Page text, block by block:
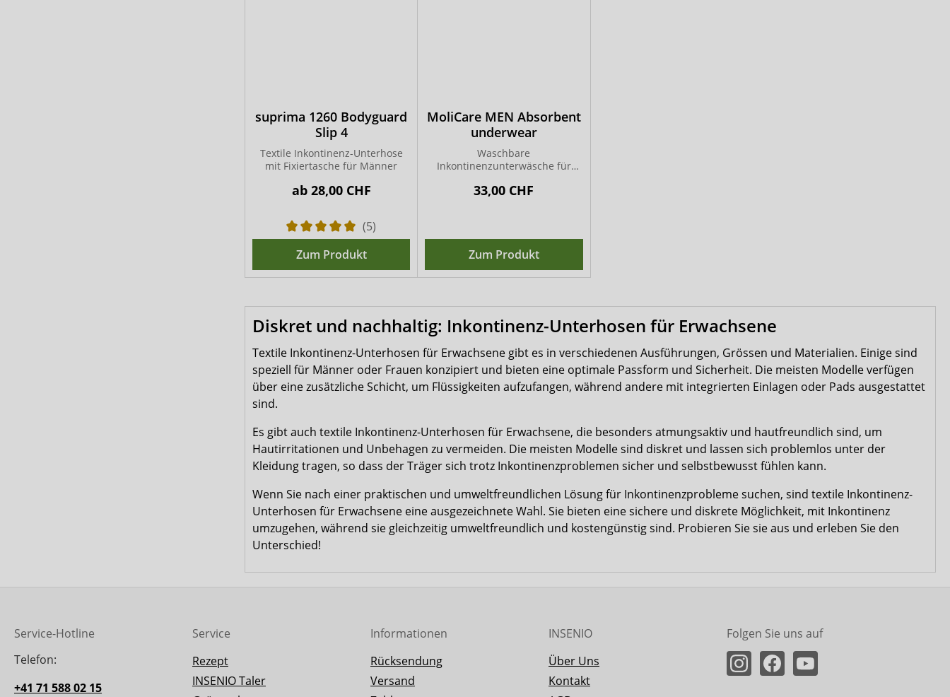
suprima 1260 Bodyguard
Slip 4
Textile Inkontinenz-Unterhose
mit Fixiertasche für Männer
ab 28,00 CHF
(5)
Zum Produkt
MoliCare MEN Absorbent
underwear
Waschbare
Inkontinenzunterwäsche für
33,00 CHF
Zum Produkt
Diskret und nachhaltig: Inkontinenz-Unterhosen für Erwachsene
Textile Inkontinenz-Unterhosen für Erwachsene gibt es in verschiedenen Ausführungen, Grössen und Materialien. Einige sind
speziell für Männer oder Frauen konzipiert und bieten eine optimale Passform und Sicherheit. Die meisten Modelle verfügen
über eine zusätzliche Schicht, um Flüssigkeiten aufzufangen, während andere mit integrierten Einlagen oder Pads ausgestattet
sind.
Es gibt auch textile Inkontinenz-Unterhosen für Erwachsene, die besonders atmungsaktiv und hautfreundlich sind, um
Hautirritationen und Unbehagen zu vermeiden. Die meisten Modelle sind diskret und lassen sich problemlos unter der
Kleidung tragen, so dass der Träger sich trotz Inkontinenzproblemen sicher und selbstbewusst fühlen kann.
Wenn Sie nach einer praktischen und umweltfreundlichen Lösung für Inkontinenzprobleme suchen, sind textile Inkontinenz-
Unterhosen für Erwachsene eine ausgezeichnete Wahl. Sie bieten eine sichere und diskrete Möglichkeit, mit Inkontinenz
umzugehen, während sie gleichzeitig umweltfreundlich und kostengünstig sind. Probieren Sie sie aus und erleben Sie den
Unterschied!
Service-Hotline
Telefon:
+41 71 588 02 15
Service
Rezept
INSENIO Taler
Informationen
Rücksendung
Versand
INSENIO
Über Uns
Kontakt
Folgen Sie uns auf